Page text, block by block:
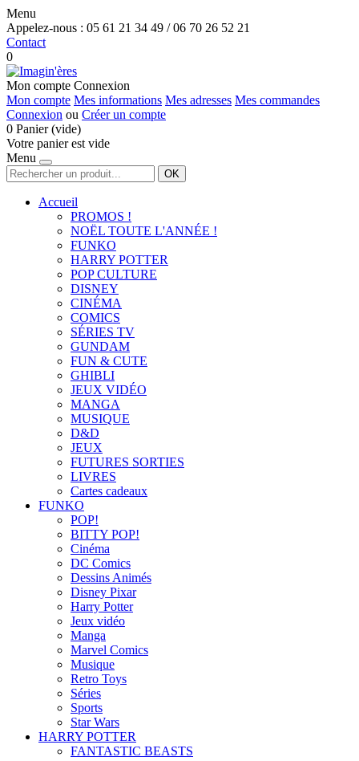
Menu
Appelez-nous : 05 61 21 34 49 / 06 70 26 52 21
Contact
0
Mon compte Connexion
Mon compte Mes informations Mes adresses Mes commandes
Connexion ou Créer un compte
0 Panier (vide)
Votre panier est vide
Menu
OK
Accueil
PROMOS !
NOËL TOUTE L'ANNÉE !
FUNKO
HARRY POTTER
POP CULTURE
DISNEY
CINÉMA
COMICS
SÉRIES TV
GUNDAM
FUN & CUTE
GHIBLI
JEUX VIDÉO
MANGA
MUSIQUE
D&D
JEUX
FUTURES SORTIES
LIVRES
Cartes cadeaux
FUNKO
POP!
BITTY POP!
Cinéma
DC Comics
Dessins Animés
Disney Pixar
Harry Potter
Jeux vidéo
Manga
Marvel Comics
Musique
Retro Toys
Séries
Sports
Star Wars
HARRY POTTER
FANTASTIC BEASTS